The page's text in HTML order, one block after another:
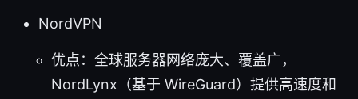
NordVPN
优点：全球服务器网络庞大、覆盖广，
NordLynx（基于 WireGuard）提供高速度和